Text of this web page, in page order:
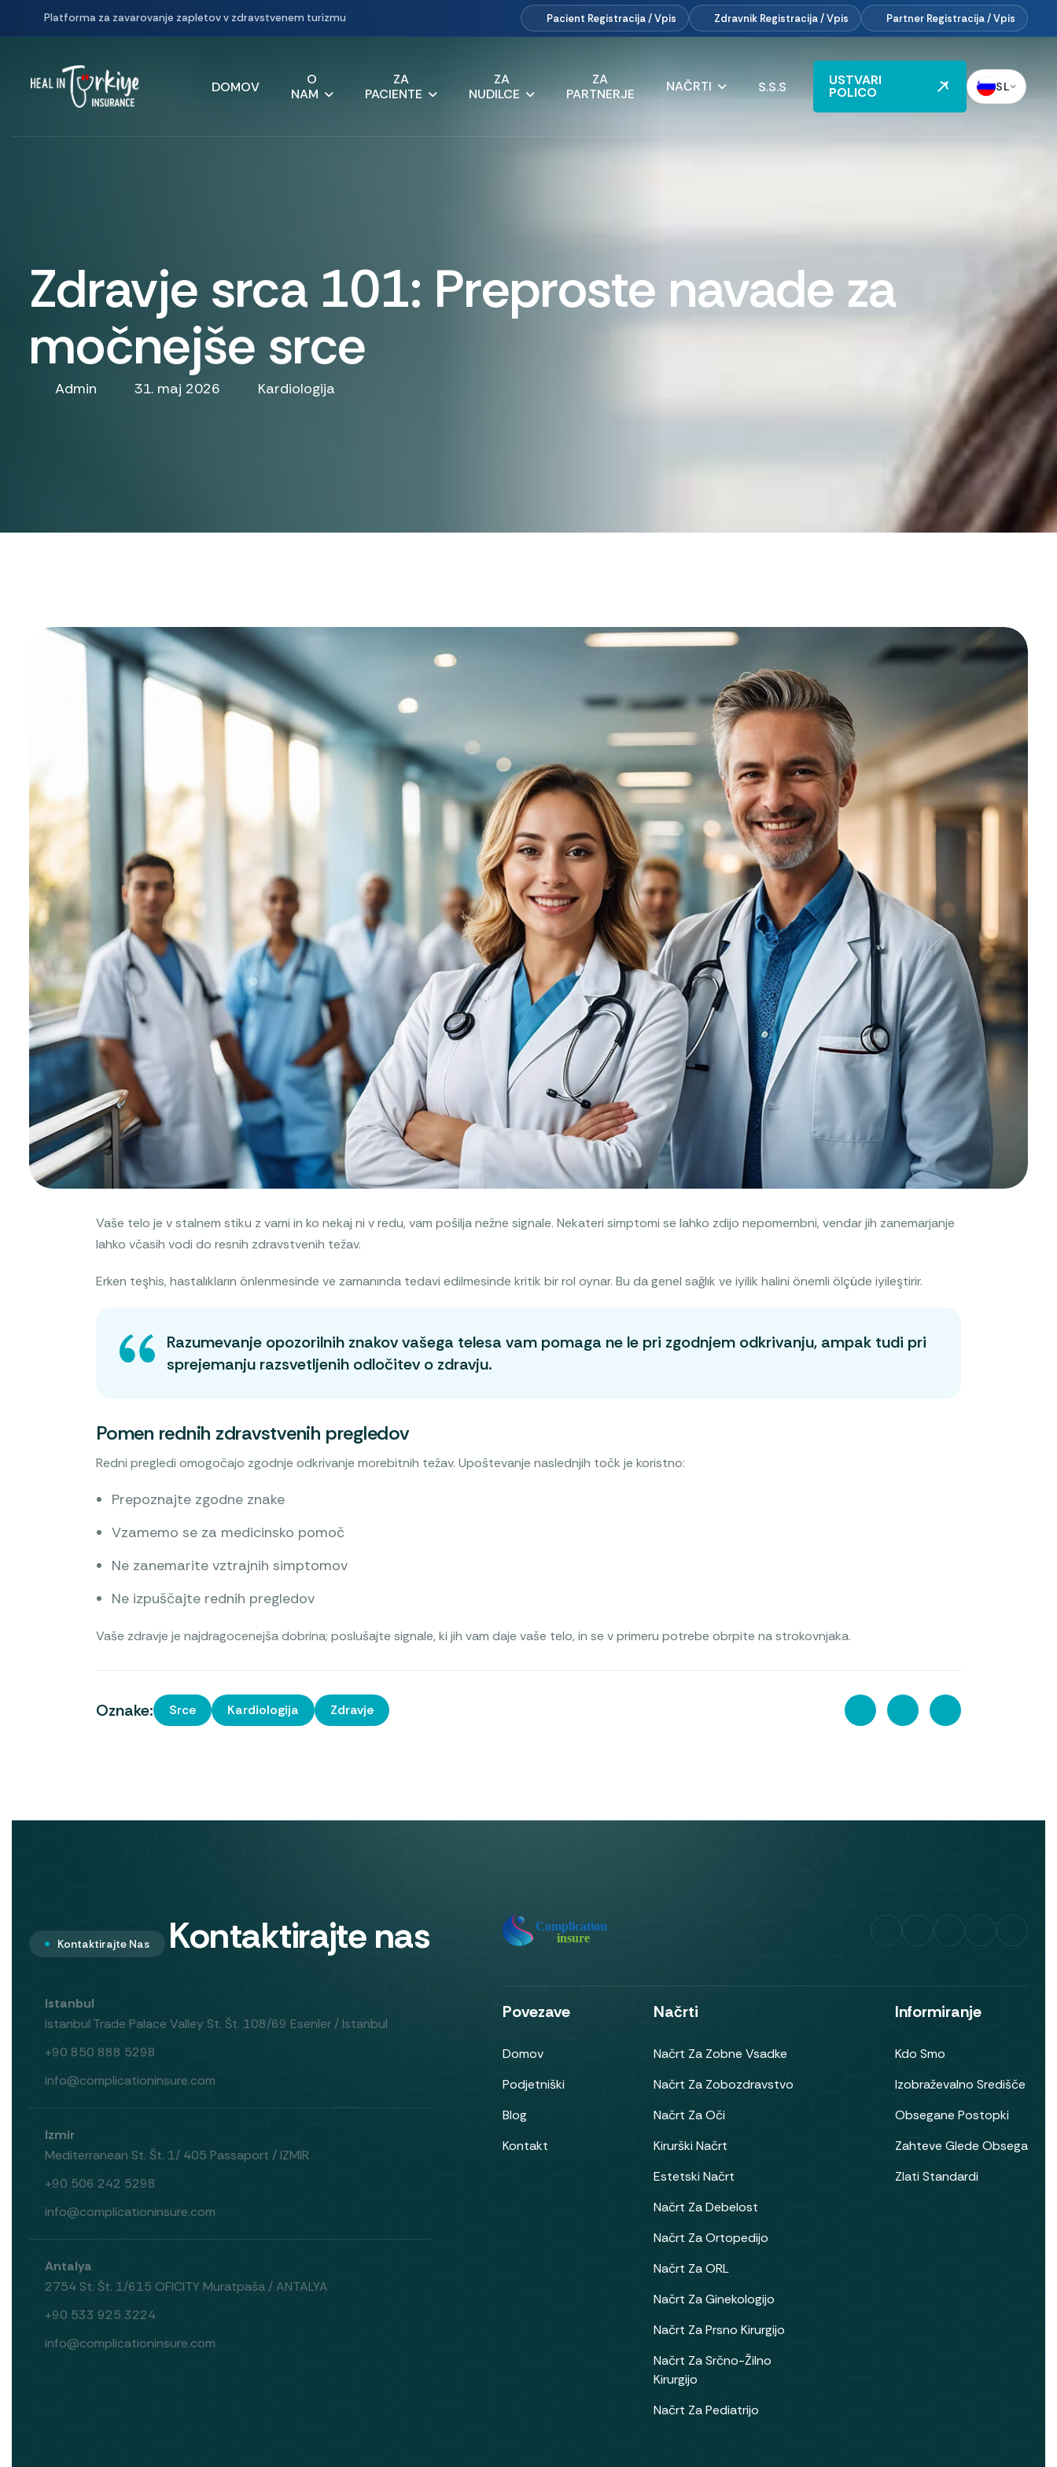
Platforma za zavarovanje zapletov v zdravstvenem turizmu Pacient Registracija / Vpis ZdravnikRegistracija / Vpis Partner Registracija / Vpis
DOMOV
O
NAM
ZA
PACIENTE
ZA
NUDILCE
ZA
PARTNERJE
NAČRTI S.S.S USTVARI
POLICO SL
Zdravje srca 101: Preproste navade za
močnejše srce
Admin 31. maj 2026 Kardiologija
Vaše telo je v stalnem stiku z vami in ko nekaj ni v redu, vam pošilja nežne signale. Nekateri simptomi se lahko zdijo nepomembni, vendar jih zanemarjanje
lahko včasih vodi do resnih zdravstvenih težav.
Erken teşhis, hastalıkların önlenmesinde ve zamanında tedavi edilmesinde kritik bir rol oynar. Bu da genel sağlık ve iyilik halini önemli ölçüde iyileştirir.
Razumevanje opozorilnih znakov vašega telesa vam pomaga ne le pri zgodnjem odkrivanju, ampak tudi pri
sprejemanju razsvetljenih odločitev o zdravju.
Pomen rednih zdravstvenih pregledov
Redni pregledi omogočajo zgodnje odkrivanje morebitnih težav. Upoštevanje naslednjih točk je koristno:
Prepoznajte zgodne znake
Vzamemo se za medicinsko pomoč
Ne zanemarite vztrajnih simptomov
Ne izpuščajte rednih pregledov
Vaše zdravje je najdragocenejša dobrina; poslušajte signale, ki jih vam daje vaše telo, in se v primeru potrebe obrpite na strokovnjaka.
Oznake: Srce Kardiologija Zdravje
Kontaktirajte Nas Kontaktirajte nas
Istanbul
Istanbul Trade Palace Valley St. Št. 108/69 Esenler / Istanbul
+90 850 888 5298
info@complicationinsure.com
Izmir
Mediterranean St. Št. 1/ 405 Passaport / IZMIR
+90 506 242 5298
info@complicationinsure.com
Antalya
2754 St. Št. 1/615 OFICITY Muratpaša / ANTALYA
+90 533 925 3224
info@complicationinsure.com
Povezave
Domov
Podjetniški
Blog
Kontakt
Načrti
Načrt Za Zobne Vsadke
Načrt Za Zobozdravstvo
Načrt Za Oči
Kirurški Načrt
Estetski Načrt
Načrt Za Debelost
Načrt Za Ortopedijo
Načrt Za ORL
Načrt Za Ginekologijo
Načrt Za Prsno Kirurgijo
Načrt Za Srčno-Žilno
Kirurgijo
Načrt Za Pediatrijo
Informiranje
Kdo Smo
Izobraževalno Središče
Obsegane Postopki
Zahteve Glede Obsega
Zlati Standardi